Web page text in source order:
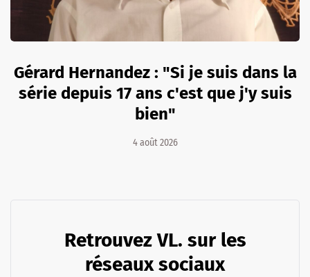
Gérard Hernandez : "Si je suis dans la
série depuis 17 ans c'est que j'y suis
bien"
4 août 2026
Retrouvez VL. sur les
réseaux sociaux